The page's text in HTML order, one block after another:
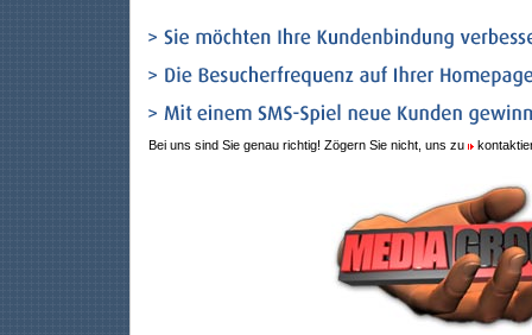
Bei uns sind Sie genau richtig! Zögern Sie nicht, uns zu